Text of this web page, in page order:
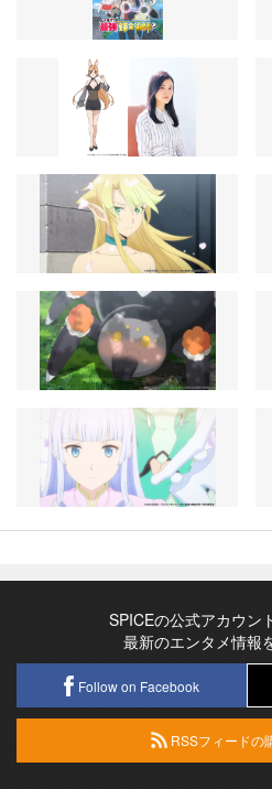
SPICEの公式アカウン
最新のエンタメ情報
Follow on Facebook
RSSフィードの